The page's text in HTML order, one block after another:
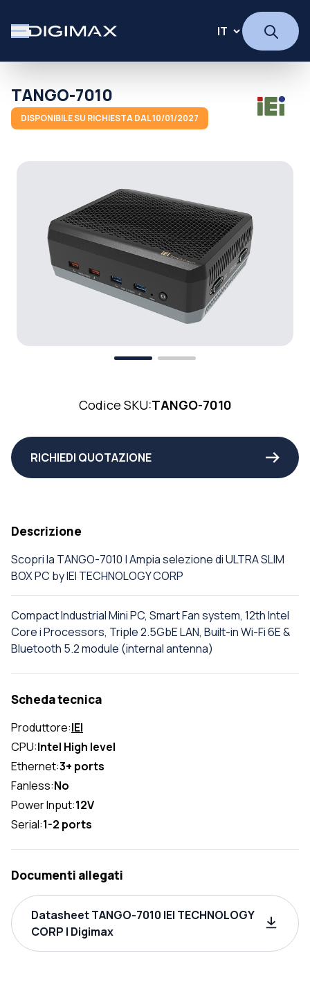
TANGO-7010
DISPONIBILE SU RICHIESTA DAL 10/01/2027
Codice SKU:TANGO-7010
RICHIEDI QUOTAZIONE
Descrizione
Scopri la TANGO-7010 | Ampia selezione di ULTRA SLIM
BOX PC by IEI TECHNOLOGY CORP
Compact Industrial Mini PC, Smart Fan system, 12th Intel
Core i Processors, Triple 2.5GbE LAN, Built-in Wi-Fi 6E &
Bluetooth 5.2 module (internal antenna)
Scheda tecnica
Produttore:IEI
CPU:Intel High level
Ethernet:3+ ports
Fanless:No
Power Input:12V
Serial:1-2 ports
Documenti allegati
Datasheet TANGO-7010 IEI TECHNOLOGY
CORP | Digimax